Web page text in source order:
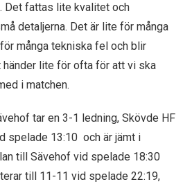
Det fattas lite kvalitet och
detaljerna. Det är lite för många
många tekniska fel och blir
lite för ofta för att vi ska
i matchen.
tar en 3-1 ledning, Skövde HF
spelade 13:10 och är jämt i
till Sävehof vid spelade 18:30
till 11-11 vid spelade 22:19,